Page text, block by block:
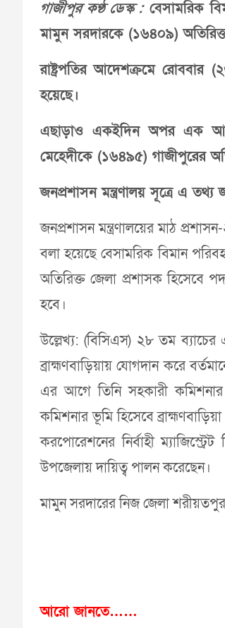
গাজীপুর কণ্ঠ ডেস্ক :বেসামরিক
মামুন সরদারকে (১৬৪০৯)
রাষ্ট্রপতির আদেশক্রমে রোববার
হয়েছে।
এছাড়াও একইদিন অপর এক
মেহেদীকে (১৬৪৯৫) গাজীপুরের
জনপ্রশাসন মন্ত্রণালয় সূত্রে এ তথ্য
জনপ্রশাসন মন্ত্রণালয়ের মাঠ
বলা হয়েছে বেসামরিক বিমান
অতিরিক্ত জেলা প্রশাসক হিসেবে
হবে।
উল্লেখ্য: (বিসিএস) ২৮ তম ব্যাচের
ব্রাহ্মণবাড়িয়ায় যোগদান করে
এর আগে তিনি সহকারী কমিশনার
কমিশনার ভূমি হিসেবে
করপোরেশনের নির্বাহী
উপজেলায় দায়িত্ব পালন করেছেন।
মামুন সরদারের নিজ জেলা
আরো জানতে……